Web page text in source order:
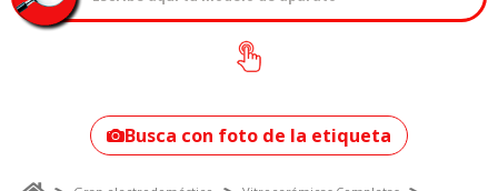
¿Cómo encontrar
tu modelo?
Busca con foto de la etiqueta